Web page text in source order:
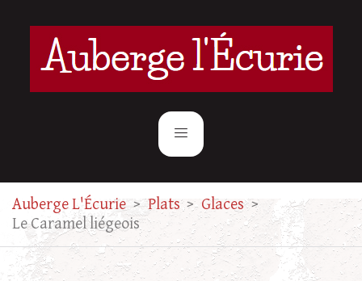
Auberge L'Écurie > Plats > Glaces >
Le Caramel liégeois